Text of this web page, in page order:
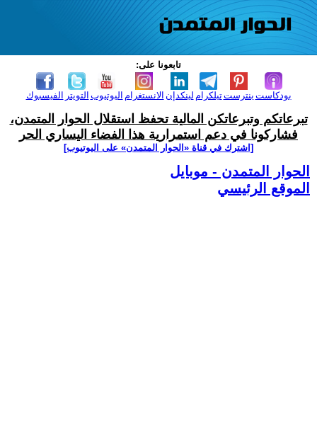
تابعونا على:
الفيسبوك التويتر اليوتيوب الانستغرام لينكدإن تيلكرامبنترست بودكاست
تبرعاتكم وتبرعاتكن المالية تحفظ استقلال الحوار المتمدن،
فشاركونا في دعم استمرارية هذا الفضاء اليساري الحر
[اشترك في قناة ‫«الحوار المتمدن» على اليوتيوب]
الحوار المتمدن - موبايل
الموقع الرئيسي